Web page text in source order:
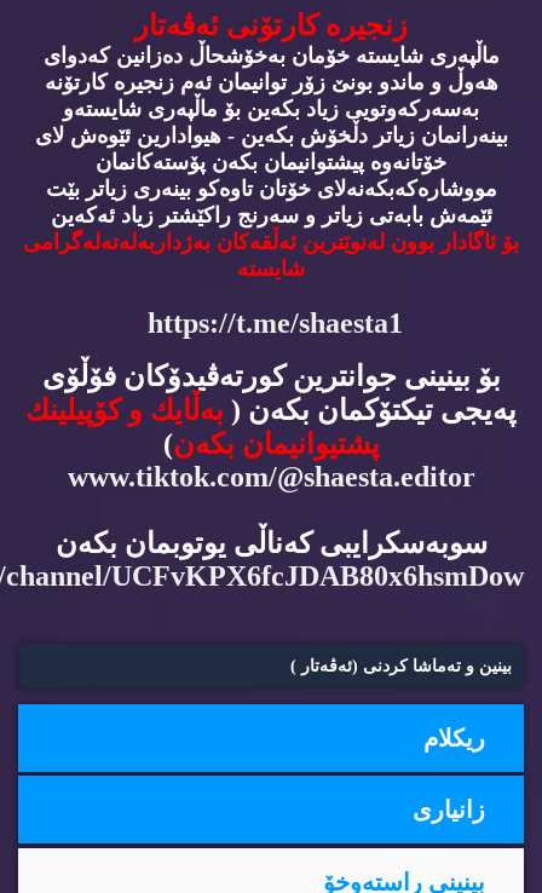
زنجیره‌ كارتۆنی ئه‌ڤه‌تار
ماڵپه‌ری شایسته‌ خۆمان به‌خۆشحاڵ ده‌زانین كه‌دوای
هه‌وڵ و ماندو بونێ زۆر توانیمان ئه‌م زنجیره‌ كارتۆنه‌‌
به‌سه‌ركه‌وتویی زیاد بكه‌ین بۆ ماڵپه‌ری شایسته‌و
بینه‌رانمان زیاتر دڵخۆش بكه‌ین - هیوادارین ئێوه‌ش لای
خۆتانه‌وه‌ پیشتوانیمان بكه‌ن پۆسته‌كانمان
مووشاره‌كه‌بكه‌نه‌لای خۆتان تاوه‌كو بینه‌ری زیاتر بێت
ئێمه‌ش بابه‌تی زیاتر و سه‌رنج راكێشتر زیاد ئه‌كه‌ین
بۆ ئاگادار بوون له‌نوێترین ئه‌ڵقه‌كان به‌ژداربه‌له‌ته‌له‌گرامی
شایسته‌
https://t.me/shaesta1
بۆ بینینی جوانترین كورته‌ڤیدۆكان فۆڵۆی
په‌یجی تیكتۆكمان بكه‌ن ( به‌ڵایك و كۆپیلینك
پشتیوانیمان بكه‌ن)
www.tiktok.com/@shaesta.editor
سوبه‌سكرایبی كه‌ناڵی یوتوبمان بكه‌ن
UCFvKPX6fcJDAB80x6hsmDow
بینین و ته‌ماشا كردنی (ئه‌ڤه‌تار )
ریكلام
زانیاری
بینینی راسته‌وخۆ